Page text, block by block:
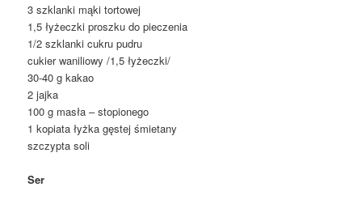
3 szklanki mąki tortowej
1,5 łyżeczki proszku do pieczenia
1/2 szklanki cukru pudru
cukier waniliowy /1,5 łyżeczki/
30-40 g kakao
2 jajka
100 g masła – stopionego
1 kopiata łyżka gęstej śmietany
szczypta soli
Ser